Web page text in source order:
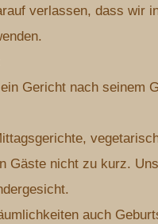
verlassen, dass wir
Gericht nach seinem
Gäste nicht zu kurz.
auch